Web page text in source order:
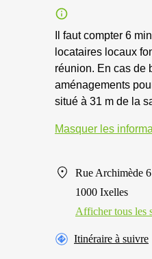
Il faut compter 6
locataires locaux
réunion. En cas de
aménagements
situé à 31 m de la
Masquer les
Rue Archimède
1000 Ixelles
Afficher tous les
Itinéraire à suivre